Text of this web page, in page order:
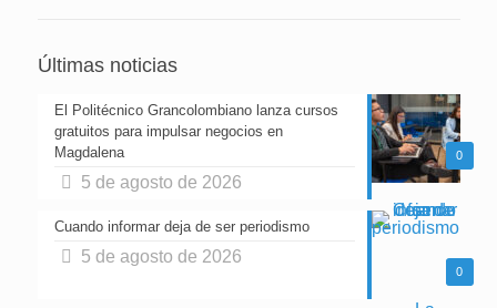
Últimas noticias
0
El Politécnico Grancolombiano lanza cursos
gratuitos para impulsar negocios en
Magdalena
5 de agosto de 2026
0
Cuando informar deja de ser periodismo
5 de agosto de 2026